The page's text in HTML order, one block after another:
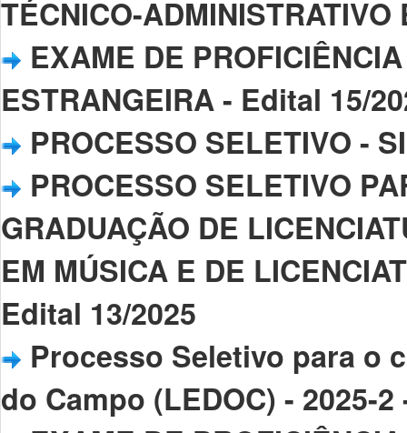
TÉCNICO-
EXAME DE
ESTRANGEIRA - Edital 15/
PROCESSO SELETIVO -
PROCESSO SELETIVO
GRADUAÇÃO DE
EM MÚSICA E DE
Edital 13/2025
Processo Seletivo para o
do Campo (LEDOC) - 2025-